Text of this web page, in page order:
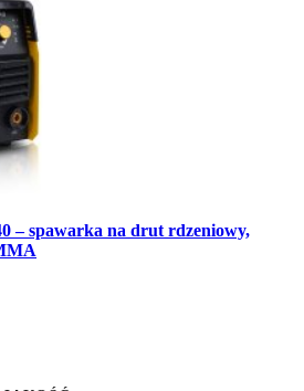
– spawarka na drut rdzeniowy,